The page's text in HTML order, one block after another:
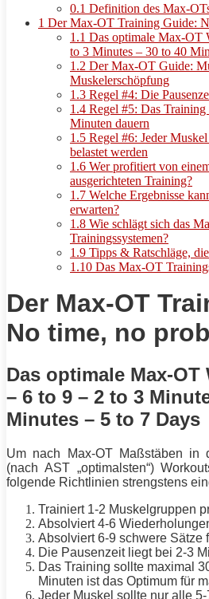
0.1 Definition des Max-
1 Der Max-OT Training Guide:
1.1 Das optimale Max-OT
to 3 Minutes – 30 to 40
1.2 Der Max-OT Guide:
Muskelerschöpfung
1.3 Regel #4: Die
1.4 Regel #5: Das
Minuten dauern
1.5 Regel #6: Jeder
belastet werden
1.6 Wer profitiert von
ausgerichteten Training?
1.7 Welche Ergebnisse
erwarten?
1.8 Wie schlägt sich das
Trainingssystemen?
1.9 Tipps & Ratschläge,
1.10 Das Max-OT
Der Max-OT
No time, no
Das optimale Max-
– 6 to 9 – 2 to 3
Minutes – 5 to 7 Days
Um nach Max-OT Maßstäben in
(nach AST „optimalsten“)
folgende Richtlinien strengstens
Trainiert 1-2 Muskelgruppen
Absolviert 4-6
Absolviert 6-9 schwere Sätze
Die Pausenzeit liegt bei 2-3
Das Training sollte maximal
Minuten ist das Optimum für
Jeder Muskel sollte nur alle